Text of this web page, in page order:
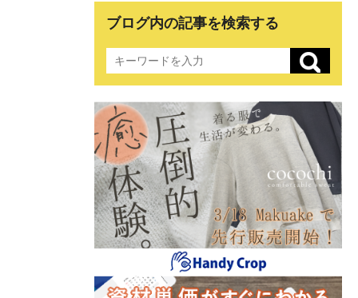
ブログ内の記事を検索する